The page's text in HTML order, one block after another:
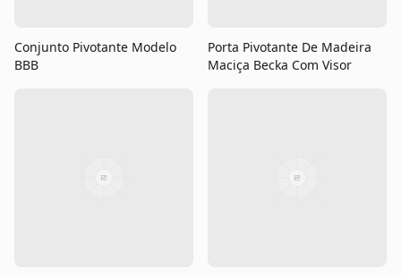
Conjunto Pivotante Modelo
BBB
Porta Pivotante De Madeira
Maciça Becka Com Visor